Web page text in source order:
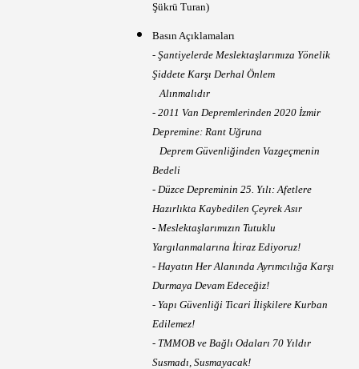
Şükrü Turan)
Basın Açıklamaları
- Şantiyelerde Meslektaşlarımıza Yönelik
Şiddete Karşı Derhal Önlem
Alınmalıdır
- 2011 Van Depremlerinden 2020 İzmir
Depremine: Rant Uğruna
Deprem Güvenliğinden Vazgeçmenin
Bedeli
- Düzce Depreminin 25. Yılı: Afetlere
Hazırlıkta Kaybedilen Çeyrek Asır
- Meslektaşlarımızın Tutuklu
Yargılanmalarına İtiraz Ediyoruz!
- Hayatın Her Alanında Ayrımcılığa Karşı
Durmaya Devam Edeceğiz!
- Yapı Güvenliği Ticari İlişkilere Kurban
Edilemez!
- TMMOB ve Bağlı Odaları 70 Yıldır
Susmadı, Susmayacak!